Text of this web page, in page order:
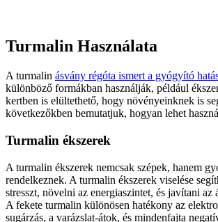
Turmalin Használata
A turmalin ásvány régóta ismert a gyógyító
különböző formákban használják, például
kertben is elültethető, hogy növényeinknek is
következőkben bemutatjuk, hogyan lehet
Turmalin ékszerek
A turmalin ékszerek nemcsak szépek, hanem
rendelkeznek. A turmalin ékszerek viselése
stresszt, növelni az energiaszintet, és javítani az
A fekete turmalin különösen hatékony az
sugárzás, a varázslat-átok, és mindenfajta